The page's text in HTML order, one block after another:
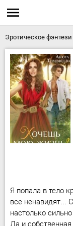
Эротическое фэнтези
Я попала в тело
все ненавидят...
настолько
Да и